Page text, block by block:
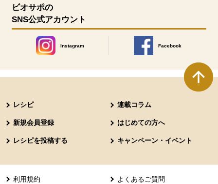
ビオサポの
SNS公式アカウント
Instagram
別のウィンドウで開きます。
Facebook
別のウィンドウで開きます
レシピ 連載コラム
新規会員登録 はじめての方へ
レシピを投稿する キャンペーン・イベント
利用規約 よくあるご質問